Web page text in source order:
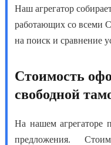
Наш агрегатор
работающих со всеми
на поиск и сравнение
Стоимость
свободной
На нашем агрегаторе
предложения.